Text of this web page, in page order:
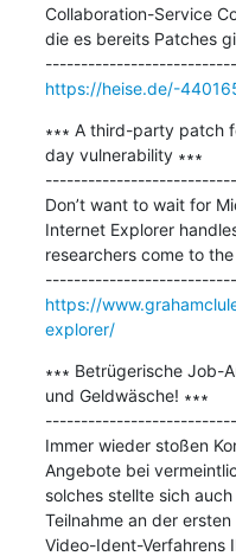
Collaboration-Service
die es bereits Patches
https://heise.de/-
∗∗∗ A third-party patch
day vulnerability ∗∗∗
Don’t want to wait for
Internet Explorer
researchers come to
https://
explorer/
∗∗∗ Betrügerische Job-
und Geldwäsche! ∗∗∗
Immer wieder stoßen
Angebote bei
solches stellte sich
Teilnahme an der
Video-Ident-Verfahrens